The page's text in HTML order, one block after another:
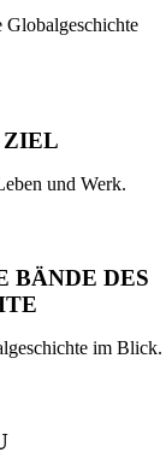
Globalgeschichte
ZIEL
und Werk.
BÄNDE DES
im Blick.